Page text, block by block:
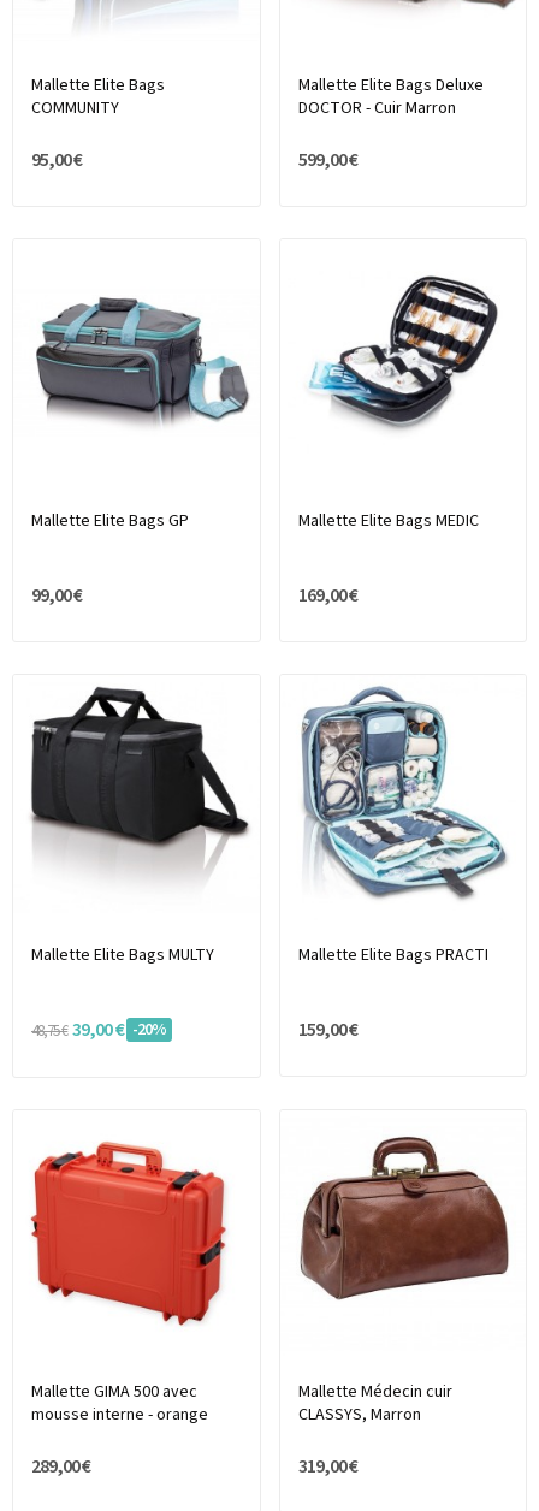
Mallette Elite Bags
COMMUNITY
95,00 €
Mallette Elite Bags Deluxe
DOCTOR - Cuir Marron
599,00 €
Mallette Elite Bags GP
99,00 €
Mallette Elite Bags MEDIC
169,00 €
Mallette Elite Bags MULTY
48,75 € 39,00 € -20%
Mallette Elite Bags PRACTI
159,00 €
Mallette GIMA 500 avec
mousse interne - orange
289,00 €
Mallette Médecin cuir
CLASSYS, Marron
319,00 €